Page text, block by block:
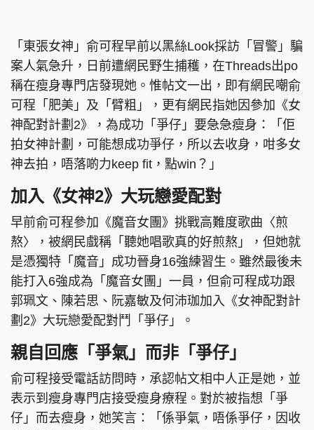
「東張女神」俞可程早前以黑絲Look採訪「冒警」騙
案人氣急升，日前遭網民野生捕穫，在Threads出po
稱在瘦身專門店發現她。惟帖文一出，即有網民嘲俞
可程「肥美」及「臂粗」，更有網民指她因參加《女
神配對計劃2》，為成功「爭仔」要急急瘦身：「佢
拍女神計劃，可能想成功爭仔，所以去收身，咁多女
神去拍，唔落啲力keep fit，點win？」
加入《女神2》大玩戀愛配對
早前俞可程參加《魔音女團》挑戰高難度歌曲〈煎
熬〉，被網民戲稱「聽她唱歌真的好煎熬」，但她就
是憑獨特「魔音」成功晉身16強練習生。雖然最後未
能打入6強成為「魔音女團」一員，但俞可程成功跟
郭珮文、陳若思、阮嘉敏及何沛珈加入《女神配對計
劃2》大玩戀愛配對鬥「爭仔」。
親自回應「爭氣」而非「爭仔」
俞可程接受電話訪問時，承認帖文相中人正是她，並
表示到瘦身專門店接受瘦身療程。對於被指想「爭
仔」而去瘦身，她笑言：「係爭氣，唔係爭仔，因收